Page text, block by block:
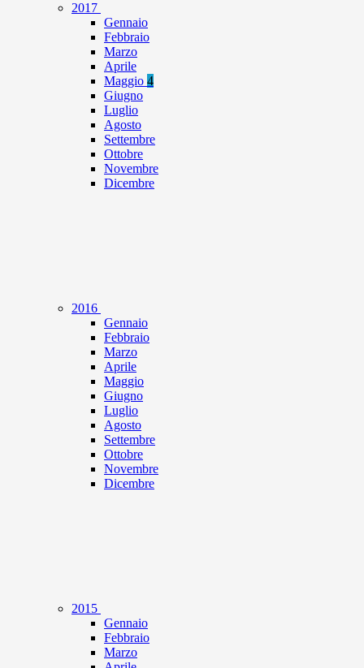
2017
Gennaio
Febbraio
Marzo
Aprile
Maggio 4
Giugno
Luglio
Agosto
Settembre
Ottobre
Novembre
Dicembre
2016
Gennaio
Febbraio
Marzo
Aprile
Maggio
Giugno
Luglio
Agosto
Settembre
Ottobre
Novembre
Dicembre
2015
Gennaio
Febbraio
Marzo